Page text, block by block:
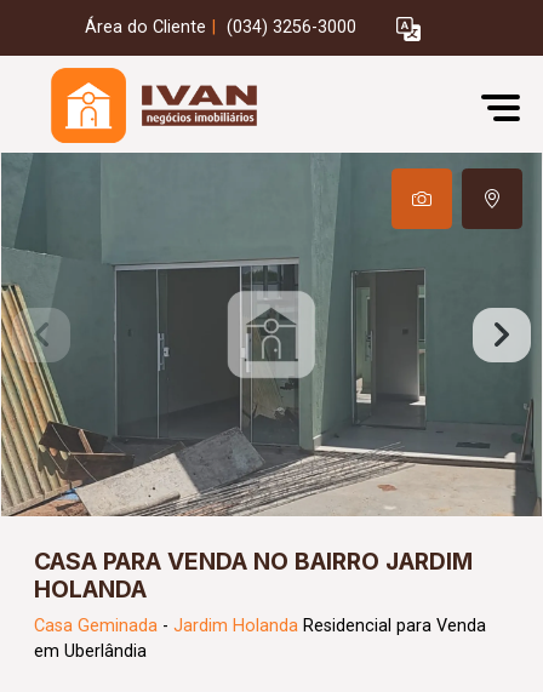
Área do Cliente (034) 3256-3000
CASA PARA VENDA NO BAIRRO JARDIM
HOLANDA
Casa Geminada - Jardim Holanda Residencial para Venda
em Uberlândia